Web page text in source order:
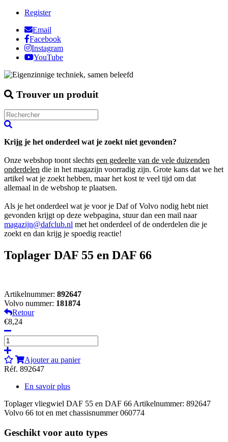
Register
Email
Facebook
Instagram
YouTube
Trouver un produit
Krijg je het onderdeel wat je zoekt niet gevonden?
Onze webshop toont slechts een gedeelte van de vele duizenden
onderdelen die in het magazijn voorradig zijn. Grote kans dat we het
artikel wat je zoekt hebben, maar het kost te veel tijd om dat
allemaal in de webshop te plaatsen.
Als je het onderdeel wat je voor je Daf of Volvo nodig hebt niet
gevonden krijgt op deze webpagina, stuur dan een mail naar
magazijn@dafclub.nl met het onderdeel of de onderdelen die je
zoekt en dan krijg je spoedig reactie!
Toplager DAF 55 en DAF 66
Artikelnummer: 892647
Volvo nummer: 181874
Retour
€8,24
Ajouter au panier
Réf. 892647
En savoir plus
Toplager vliegwiel DAF 55 en DAF 66 Artikelnummer: 892647
Volvo 66 tot en met chassisnummer 060774
Geschikt voor auto types